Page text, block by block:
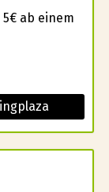
ab einem